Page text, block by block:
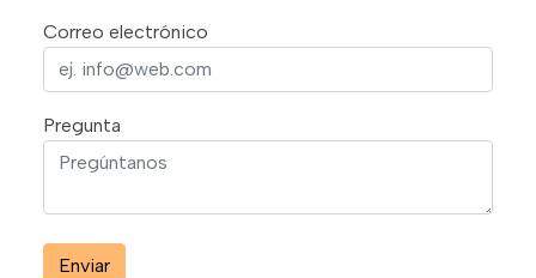
Correo electrónico
Pregunta
Enviar